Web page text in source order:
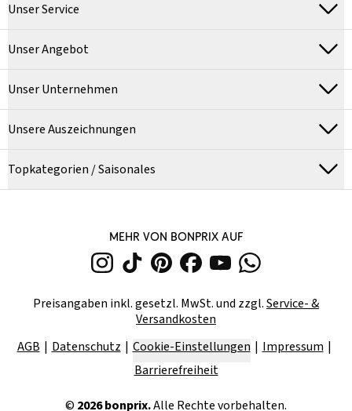
Unser Service
Unser Angebot
Unser Unternehmen
Unsere Auszeichnungen
Topkategorien / Saisonales
MEHR VON BONPRIX AUF
Preisangaben inkl. gesetzl. MwSt. und zzgl.Service- &
Versandkosten
AGB
Datenschutz Cookie-Einstellungen
Impressum
Barrierefreiheit
© 2026bonprix.Alle Rechte vorbehalten.